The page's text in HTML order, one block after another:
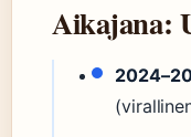
Aikajana: